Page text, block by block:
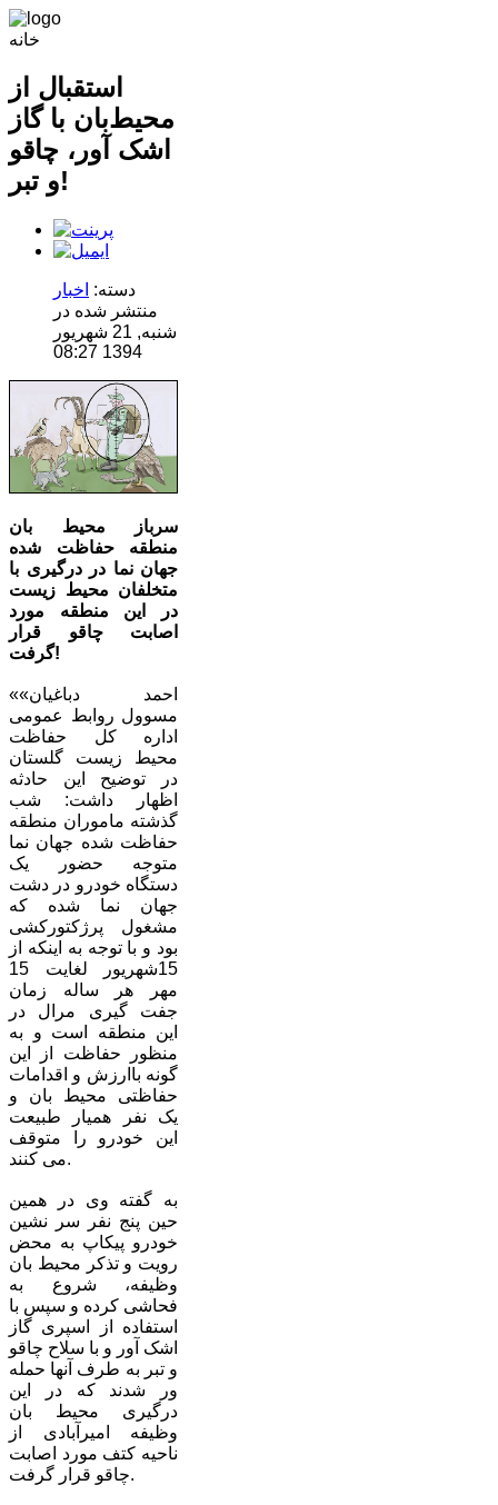
خانه
استقبال از
محیط‌بان با گاز
اشک آور، چاقو
و تبر!
دسته: اخبار
منتشر شده در
شنبه, 21 شهریور
1394 08:27
سرباز محیط بان
منطقه حفاظت شده
جهان نما در درگیری با
متخلفان محیط زیست
در این منطقه مورد
اصابت چاقو قرار
گرفت!
«احمد دباغیان»
مسوول روابط عمومی
اداره کل حفاظت
محیط زیست گلستان
در توضیح این حادثه
اظهار داشت: شب
گذشته ماموران منطقه
حفاظت شده جهان نما
متوجه حضور یک
دستگاه خودرو در دشت
جهان نما شده که
مشغول پرژکتورکشی
بود و با توجه به اینکه از
15شهریور لغایت 15
مهر هر ساله زمان
جفت گیری مرال در
این منطقه است و به
منظور حفاظت از این
گونه باارزش و اقدامات
حفاظتی محیط بان و
یک نفر همیار طبیعت
این خودرو را متوقف
می کنند.
به گفته وی در همین
حین پنج نفر سر نشین
خودرو پیکاپ به محض
رویت و تذکر محیط بان
وظیفه، شروع به
فحاشی کرده و سپس با
استفاده از اسپری گاز
اشک آور و با سلاح چاقو
و تبر به طرف آنها حمله
ور شدند که در این
درگیری محیط بان
وظیفه امیرآبادی از
ناحیه کتف مورد اصابت
چاقو قرار گرفت.